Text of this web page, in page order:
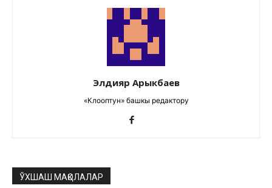
Элдияр Арыкбаев
«Клооптун» башкы редактору
ЎХШАШ МАҚОЛАЛАР